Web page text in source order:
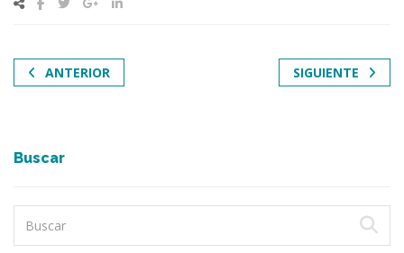
ANTERIOR SIGUIENTE
Buscar